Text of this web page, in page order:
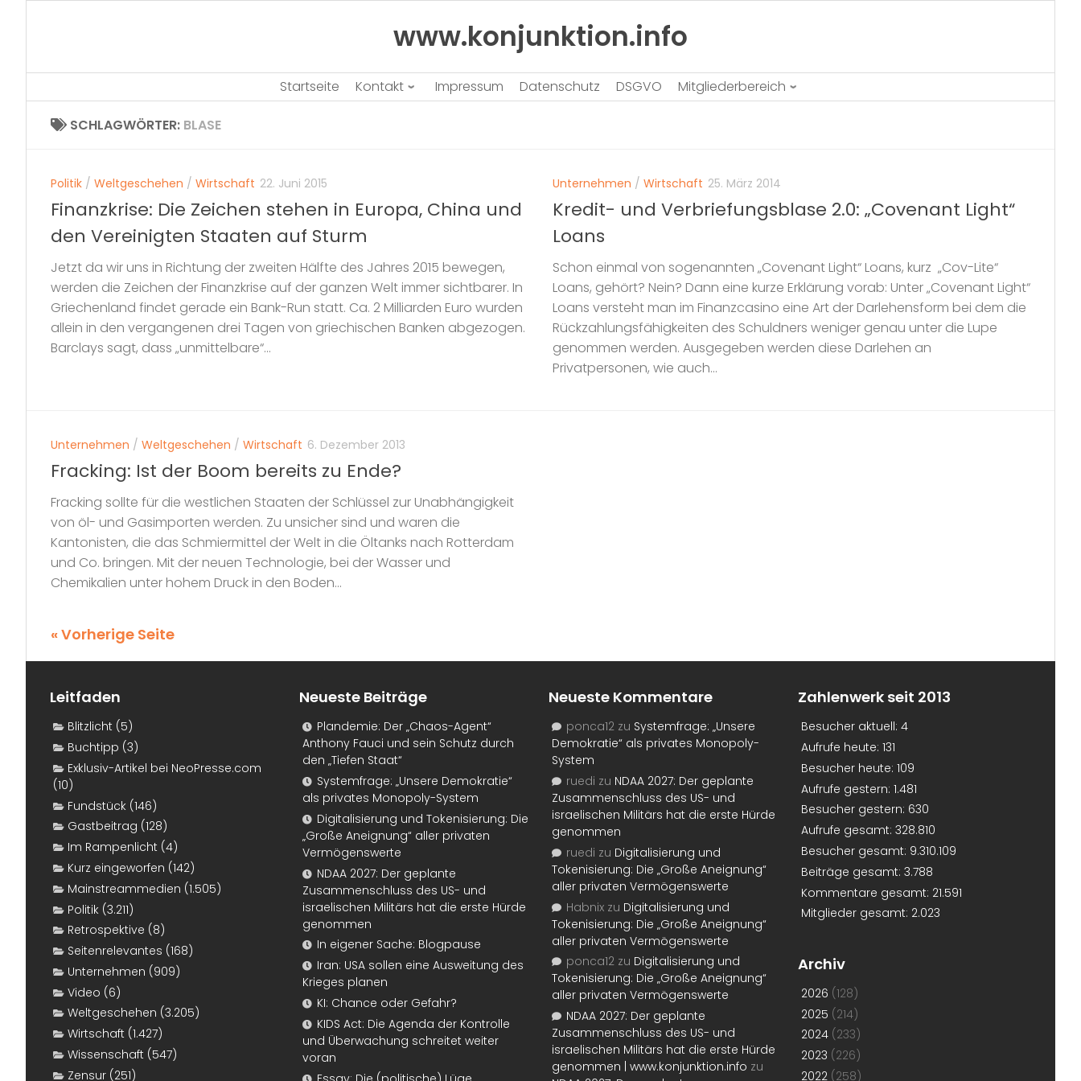
www.konjunktion.info
Startseite Kontakt Impressum Datenschutz DSGVO Mitgliederbereich
SCHLAGWÖRTER: BLASE
Politik / Weltgeschehen / Wirtschaft 22. Juni 2015
Finanzkrise: Die Zeichen stehen in Europa, China und
den Vereinigten Staaten auf Sturm
Jetzt da wir uns in Richtung der zweiten Hälfte des Jahres 2015 bewegen,
werden die Zeichen der Finanzkrise auf der ganzen Welt immer sichtbarer. In
Griechenland findet gerade ein Bank-Run statt. Ca. 2 Milliarden Euro wurden
allein in den vergangenen drei Tagen von griechischen Banken abgezogen.
Barclays sagt, dass „unmittelbare“...
Unternehmen / Wirtschaft 25. März 2014
Kredit- und Verbriefungsblase 2.0: „Covenant Light“
Loans
Schon einmal von sogenannten „Covenant Light“ Loans, kurz „Cov-Lite“
Loans, gehört? Nein? Dann eine kurze Erklärung vorab: Unter „Covenant Light“
Loans versteht man im Finanzcasino eine Art der Darlehensform bei dem die
Rückzahlungsfähigkeiten des Schuldners weniger genau unter die Lupe
genommen werden. Ausgegeben werden diese Darlehen an
Privatpersonen, wie auch...
Unternehmen / Weltgeschehen / Wirtschaft 6. Dezember 2013
Fracking: Ist der Boom bereits zu Ende?
Fracking sollte für die westlichen Staaten der Schlüssel zur Unabhängigkeit
von öl- und Gasimporten werden. Zu unsicher sind und waren die
Kantonisten, die das Schmiermittel der Welt in die Öltanks nach Rotterdam
und Co. bringen. Mit der neuen Technologie, bei der Wasser und
Chemikalien unter hohem Druck in den Boden...
« Vorherige Seite
Leitfaden
Blitzlicht (5)
Buchtipp (3)
Exklusiv-Artikel bei NeoPresse.com
(10)
Fundstück (146)
Gastbeitrag (128)
Im Rampenlicht (4)
Kurz eingeworfen (142)
Mainstreammedien (1.505)
Politik (3.211)
Retrospektive (8)
Seitenrelevantes (168)
Unternehmen (909)
Video (6)
Weltgeschehen (3.205)
Wirtschaft (1.427)
Wissenschaft (547)
Zensur (251)
Neueste Beiträge
Plandemie: Der „Chaos-Agent“
Anthony Fauci und sein Schutz durch
den „Tiefen Staat“
Systemfrage: „Unsere Demokratie“
als privates Monopoly-System
Digitalisierung und Tokenisierung: Die
„Große Aneignung“ aller privaten
Vermögenswerte
NDAA 2027: Der geplante
Zusammenschluss des US- und
israelischen Militärs hat die erste Hürde
genommen
In eigener Sache: Blogpause
Iran: USA sollen eine Ausweitung des
Krieges planen
KI: Chance oder Gefahr?
KIDS Act: Die Agenda der Kontrolle
und Überwachung schreitet weiter
voran
Neueste Kommentare
ponca12 zu Systemfrage: „Unsere
Demokratie“ als privates Monopoly-
System
ruedi zu NDAA 2027: Der geplante
Zusammenschluss des US- und
israelischen Militärs hat die erste Hürde
genommen
ruedi zu Digitalisierung und
Tokenisierung: Die „Große Aneignung“
aller privaten Vermögenswerte
Habnix zu Digitalisierung und
Tokenisierung: Die „Große Aneignung“
aller privaten Vermögenswerte
ponca12 zu Digitalisierung und
Tokenisierung: Die „Große Aneignung“
aller privaten Vermögenswerte
NDAA 2027: Der geplante
Zusammenschluss des US- und
israelischen Militärs hat die erste Hürde
genommen | www.konjunktion.info zu
Zahlenwerk seit 2013
Besucher aktuell: 4
Aufrufe heute: 131
Besucher heute: 109
Aufrufe gestern: 1.481
Besucher gestern: 630
Aufrufe gesamt: 328.810
Besucher gesamt: 9.310.109
Beiträge gesamt: 3.788
Kommentare gesamt: 21.591
Mitglieder gesamt: 2.023
Archiv
2026 (128)
2025 (214)
2024 (233)
2023 (226)
2022 (258)